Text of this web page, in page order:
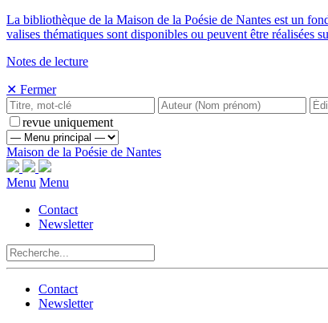
La bibliothèque de la Maison de la Poésie de Nantes est un
valises thématiques sont disponibles ou peuvent être réalisées
Notes de lecture
✕ Fermer
revue uniquement
Maison de la Poésie de Nantes
Menu Menu
Contact
Newsletter
Contact
Newsletter